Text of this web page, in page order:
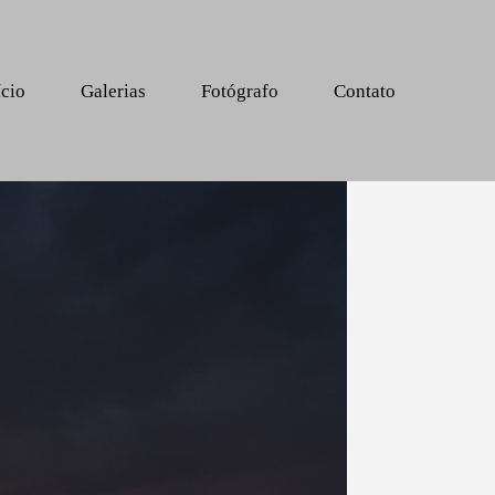
Galerias Fotógrafo Contato